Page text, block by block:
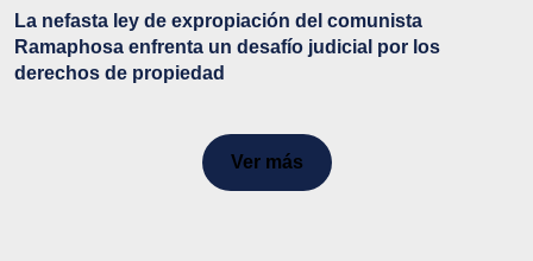
La nefasta ley de expropiación del comunista
Ramaphosa enfrenta un desafío judicial por los
derechos de propiedad
Ver más